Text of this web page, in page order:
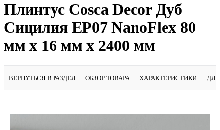
Плинтус Cosca Decor Дуб
Сицилия EP07 NanoFlex 80
мм х 16 мм х 2400 мм
ВЕРНУТЬСЯ В РАЗДЕЛ ОБЗОР ТОВАРА ХАРАКТЕРИСТИКИ